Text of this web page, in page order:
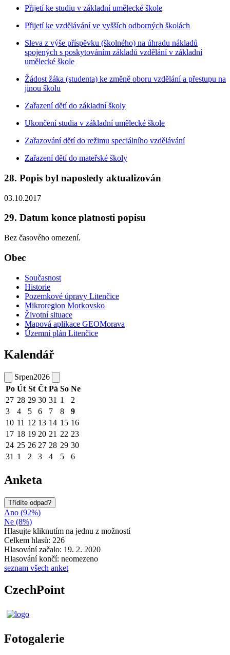
Přijetí ke studiu v základní umělecké škole
Přijetí ke vzdělávání ve vyšších odborných školách
Sleva z výše příspěvku (školného) na úhradu nákladů
spojených s poskytováním základů vzdělání v základní
umělecké škole
Žádost žáka (studenta) ke změně oboru vzdělání a přestupu na
jinou školu
Zařazení dětí do základní školy
Ukončení studia v základní umělecké škole
Zařazování dětí do režimu speciálního vzdělávání
Zařazení dětí do mateřské školy
28. Popis byl naposledy aktualizován
03.10.2017
29. Datum konce platnosti popisu
Bez časového omezení.
Obec
Současnost
Historie
Pozemkové úpravy Litenčice
Mikroregion Morkovsko
Životní situace
Mapová aplikace GEOMorava
Územní plán Litenčice
Kalendář
Srpen2026
Po Út St Čt Pá So Ne
27 28 29 30 31 1
2
3
4 5 6 7 8
9
10 11 12 13 14 15 16
17 18 19 20 21 22 23
24 25 26 27 28 29 30
31 1 2 3 4 5 6
Anketa
Třídíte odpad?
Ano (92%)
Ne (8%)
Hlasujte kliknutím na jednu z možností
Celkem hlasů: 226
Hlasování začalo: 19. 2. 2020
Hlasování končí: neomezeno
seznam všech anket
CzechPoint
Fotogalerie